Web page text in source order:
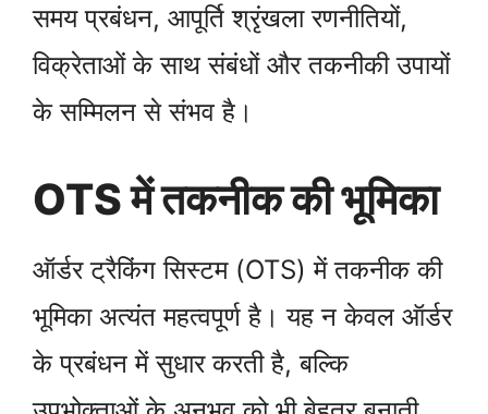
समय प्रबंधन, आपूर्ति श्रृंखला रणनीतियों,
विक्रेताओं के साथ संबंधों और तकनीकी उपायों
के सम्मिलन से संभव है।
OTS में तकनीक की भूमिका
ऑर्डर ट्रैकिंग सिस्टम (OTS) में तकनीक की
भूमिका अत्यंत महत्वपूर्ण है। यह न केवल ऑर्डर
के प्रबंधन में सुधार करती है, बल्कि